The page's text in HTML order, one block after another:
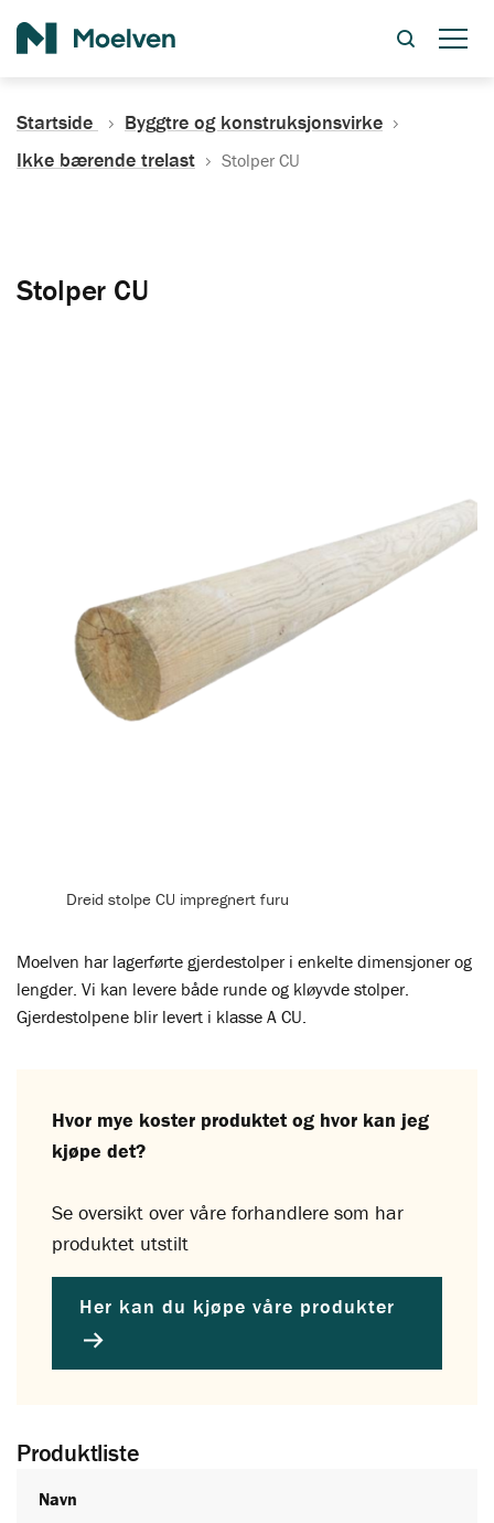
Startside
Byggtre og konstruksjonsvirke
Ikke bærende trelast
Stolper CU
Moelven har lagerførte gjerdestolper i enkelte dimensjoner og
lengder. Vi kan levere både runde og kløyvde stolper.
Gjerdestolpene blir levert i klasse A CU.
Hvor mye koster produktet og hvor kan jeg
kjøpe det?
Se oversikt over våre forhandlere som har
produktet utstilt
Her kan du kjøpe våre produkter
Produktliste
Navn
Stolper CU
Dreid stolpe CU impregnert furu